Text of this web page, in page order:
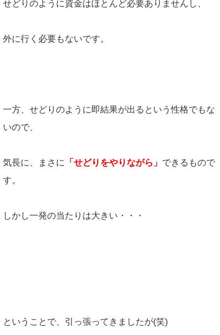
せどりのように資金はほとんど必要ありませんし、
外に行く必要もないです。
一方、せどりのように即結果が出るという性格でもな
いので、
気長に、まさに 「せどりをやりながら」 できるもので
す。
しかし一発の当たりは大きい・・・
ということで、引っ張ってきましたが(笑)